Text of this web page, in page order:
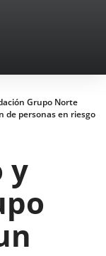
Grupo Norte
de personas en riesgo
y